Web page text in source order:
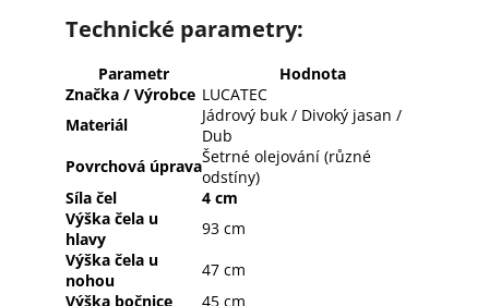
Technické parametry:
Parametr
Hodnota
Značka / Výrobce LUCATEC
Materiál
Jádrový buk / Divoký jasan /
Dub
Povrchová úpravaŠetrné olejování (různé
odstíny)
Síla čel
4 cm
Výška čela u
hlavy
93 cm
Výška čela u
nohou
47 cm
Výška bočnice
45 cm